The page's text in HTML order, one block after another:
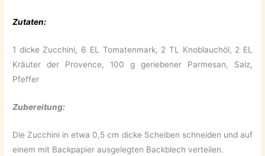
Zutaten:
1 dicke Zucchini, 6 EL Tomatenmark, 2 TL Knoblauchöl, 2 EL
Kräuter der Provence, 100 g geriebener Parmesan, Salz,
Pfeffer
Zubereitung:
Die Zucchini in etwa 0,5 cm dicke Scheiben schneiden und auf
einem mit Backpapier ausgelegten Backblech verteilen.